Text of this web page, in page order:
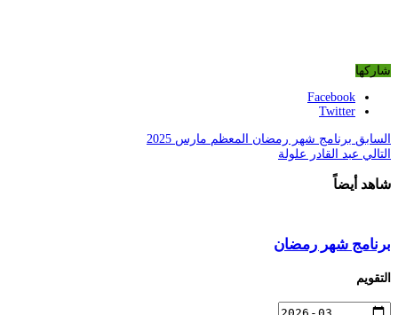
شاركها
Facebook
Twitter
السابق برنامج شهر رمضان المعظم مارس 2025
التالي عبد القادر علولة
شاهد أيضاً
برنامج شهر رمضان
التقويم